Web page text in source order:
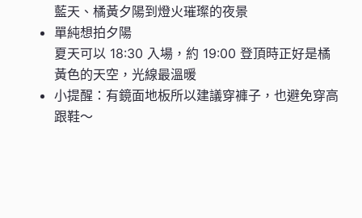
藍天、橘黃夕陽到燈火璀璨的夜景
單純想拍夕陽
夏天可以 18:30 入場，約 19:00 登頂時正好是橘
黃色的天空，光線最溫暖
小提醒：有鏡面地板所以建議穿褲子，也避免穿高
跟鞋～